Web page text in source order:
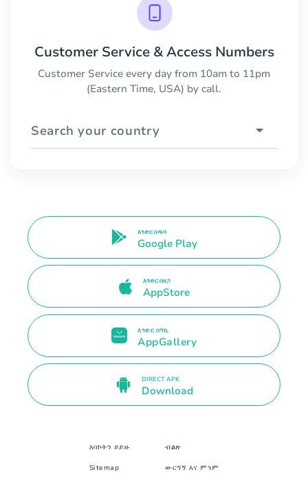
Customer Service & Access Numbers
Customer Service every day from 10am to 11pm
(Eastern Time, USA) by call.
Search your country
እንድር በዱባ
Google Play
እንድር በዘጋ
AppStore
እንድር በዓኪ
AppGallery
DIRECT APK
Download
እባኮትን ይይዙ ብልጽ
Sitemap ውርግኝ እና ምንም